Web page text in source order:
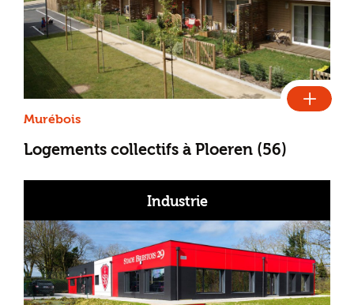
Murébois
Logements collectifs à Ploeren (56)
Industrie